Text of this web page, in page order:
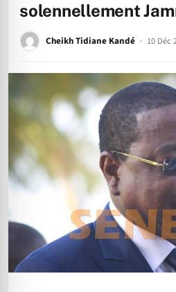
solennellement
Cheikh Tidiane Kandé 10 Déc